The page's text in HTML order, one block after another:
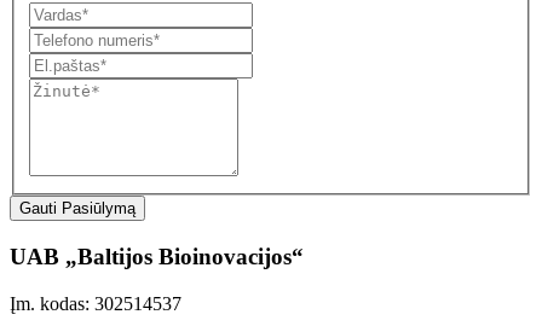
Gauti Pasiūlymą
UAB „Baltijos Bioinovacijos“
Įm. kodas: 302514537